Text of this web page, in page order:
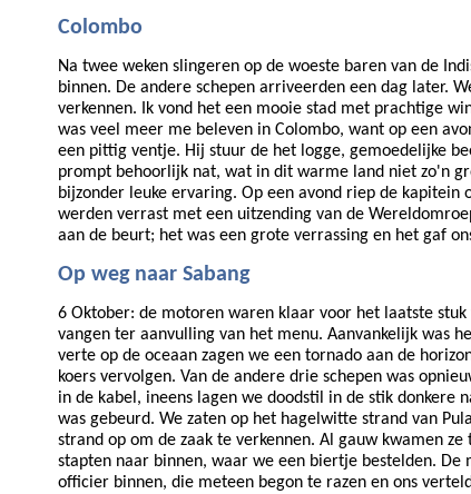
Colombo
Na twee weken slingeren op de woeste baren van de
binnen. De andere schepen arriveerden een dag later.
verkennen. Ik vond het een mooie stad met prachtige
was veel meer me beleven in Colombo, want op een
een pittig ventje. Hij stuur de het logge, gemoedelijke
prompt behoorlijk nat, wat in dit warme land niet zo'n
bijzonder leuke ervaring. Op een avond riep de
werden verrast met een uitzending van de
aan de beurt; het was een grote verrassing en het gaf
Op weg naar Sabang
6 Oktober: de motoren waren klaar voor het laatste
vangen ter aanvulling van het menu. Aanvankelijk was
verte op de oceaan zagen we een tornado aan de
koers vervolgen. Van de andere drie schepen was
in de kabel, ineens lagen we doodstil in de stik
was gebeurd. We zaten op het hagelwitte strand van
strand op om de zaak te verkennen. Al gauw kwamen
stapten naar binnen, waar we een biertje bestelden. De
officier binnen, die meteen begon te razen en ons